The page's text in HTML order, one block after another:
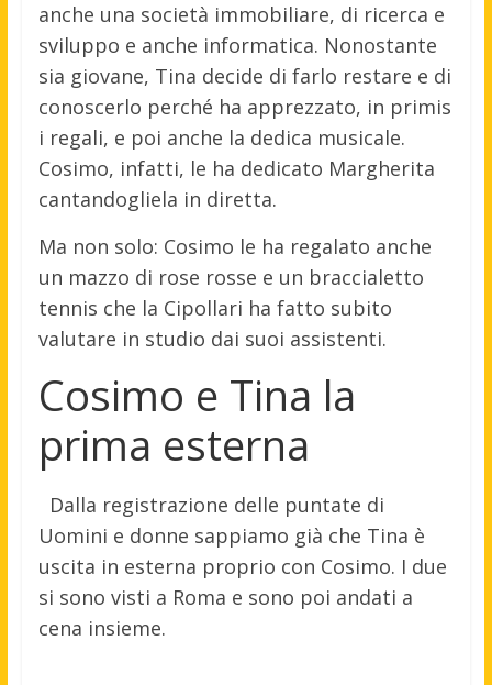
anche una società immobiliare, di ricerca e
sviluppo e anche informatica. Nonostante
sia giovane, Tina decide di farlo restare e di
conoscerlo perché ha apprezzato, in primis
i regali, e poi anche la dedica musicale.
Cosimo, infatti, le ha dedicato Margherita
cantandogliela in diretta.
Ma non solo: Cosimo le ha regalato anche
un mazzo di rose rosse e un braccialetto
tennis che la Cipollari ha fatto subito
valutare in studio dai suoi assistenti.
Cosimo e Tina la
prima esterna
Dalla registrazione delle puntate di
Uomini e donne sappiamo già che Tina è
uscita in esterna proprio con Cosimo. I due
si sono visti a Roma e sono poi andati a
cena insieme.